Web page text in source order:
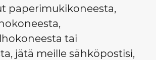
paperimukikoneesta,
tai
jätä meille sähköpostisi,